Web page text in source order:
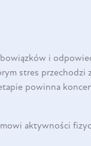
i
stres
powinna
aktywności